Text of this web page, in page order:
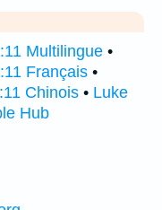
Multilingue •
Français •
Chinois • Luke
Hub